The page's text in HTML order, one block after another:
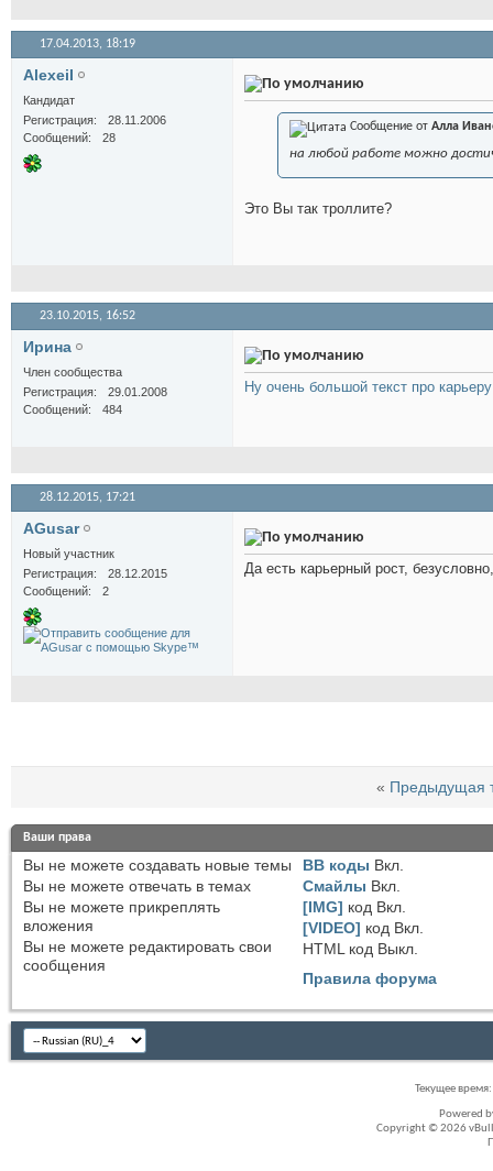
17.04.2013, 18:19
AlexeiI
Кандидат
Регистрация
28.11.2006
Сообщений
28
Сообщение от Алла
на любой работе можно
Это Вы так троллите?
23.10.2015, 16:52
Иринa
Член сообщества
Регистрация
29.01.2008
Сообщений
484
Ну очень большой текст про
28.12.2015, 17:21
AGusar
Новый участник
Регистрация
28.12.2015
Сообщений
2
Да есть карьерный рост,
« Предыдущая
Ваши права
Вы не можете создавать новые темы
Вы не можете отвечать в темах
Вы не можете прикреплять
вложения
Вы не можете редактировать свои
сообщения
BB коды Вкл.
Смайлы Вкл.
[IMG] код Вкл.
[VIDEO] код Вкл.
HTML код Выкл.
Правила форума
Текущее время:
Powered
Copyright © 2026